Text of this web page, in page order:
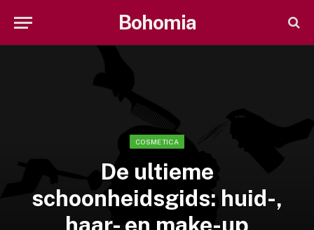
Bohomia
COSMETICA
De ultieme
schoonheidsgids: huid-,
haar- en make-up